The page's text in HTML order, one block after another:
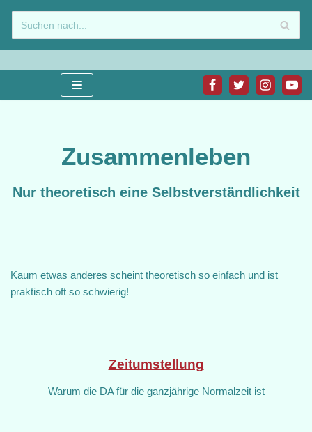
Zum
Inhalt
springen
Zusammenleben
Nur theoretisch eine Selbstverständlichkeit
Kaum etwas anderes scheint theoretisch so einfach und ist
praktisch oft so schwierig!
Zeitumstellung
Warum die DA für die ganzjährige Normalzeit ist